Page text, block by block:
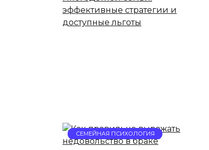
СЕМЕЙНАЯ ПСИХОЛОГИЯ